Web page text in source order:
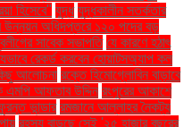
হিসেবে" যুদ্ধ যুদ্ধকালীন সতর্কতার
উন্নয়ন অধিদপ্তরে ১২০ পদের বড়
সাবেক সভাপতি যে কারণে হঠাৎ
রেকর্ড করবেন হোয়াটসঅ্যাপ কল
আলোচনা রক্তে হিমোগ্লোবিন বাড়াবে
এমপি আফতাব উদ্দিন রংপুরের আকাশে
ভান্ডার রমজানে আল্লাহর নৈকট্য
রহস্য বাড়ছে সেই '২৫ হাজার বছরের